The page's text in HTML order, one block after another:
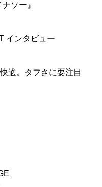
ソー』
インタビュー
適。タフさに要注目